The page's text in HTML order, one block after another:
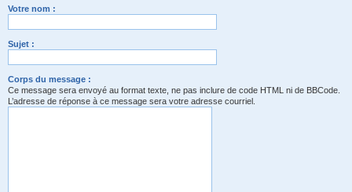
Votre nom :
Sujet :
Corps du message :
Ce message sera envoyé au format texte, ne pas inclure de code HTML ni de BBCode.
L’adresse de réponse à ce message sera votre adresse courriel.